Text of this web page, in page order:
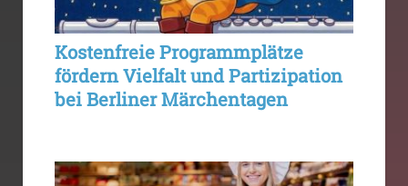
Kostenfreie Programmplätze
fördern Vielfalt und Partizipation
bei Berliner Märchentagen